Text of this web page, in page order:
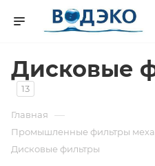
Дисковые
13
Главная —
Промышленные фильтры
Дисковые фильтры